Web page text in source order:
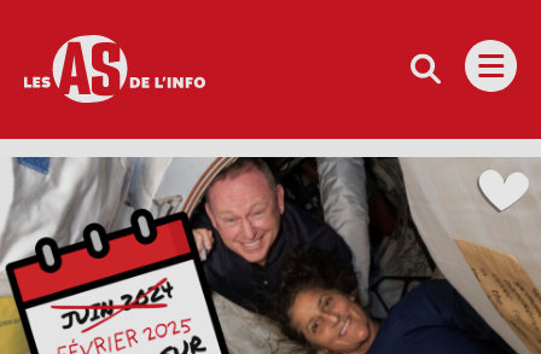
Les as de l'info